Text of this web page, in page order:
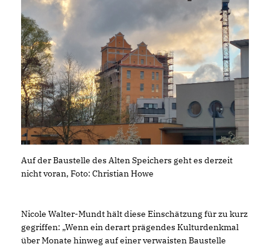
Auf der Baustelle des Alten Speichers geht es derzeit
nicht voran, Foto: Christian Howe
Nicole Walter-Mundt hält diese Einschätzung für zu kurz
gegriffen: „Wenn ein derart prägendes Kulturdenkmal
über Monate hinweg auf einer verwaisten Baustelle